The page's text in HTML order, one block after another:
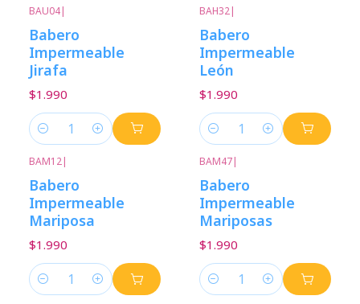
BAU04|
Babero
Impermeable
Jirafa
$1.990
Cantidad
BAH32|
Babero
Impermeable
León
$1.990
Cantidad
BAM12|
Babero
Impermeable
Mariposa
$1.990
Cantidad
BAM47|
Babero
Impermeable
Mariposas
$1.990
Cantidad